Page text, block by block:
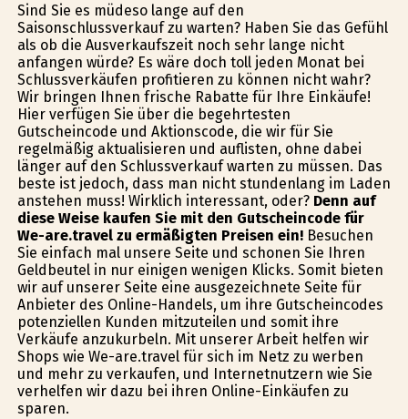
Sind Sie es müdeso lange auf den
Saisonschlussverkauf zu warten? Haben Sie das Gefühl
als ob die Ausverkaufszeit noch sehr lange nicht
anfangen würde? Es wäre doch toll jeden Monat bei
Schlussverkäufen profitieren zu können nicht wahr?
Wir bringen Ihnen frische Rabatte für Ihre Einkäufe!
Hier verfügen Sie über die begehrtesten
Gutscheincode und Aktionscode, die wir für Sie
regelmäßig aktualisieren und auflisten, ohne dabei
länger auf den Schlussverkauf warten zu müssen. Das
beste ist jedoch, dass man nicht stundenlang im Laden
anstehen muss! Wirklich interessant, oder? Denn auf
diese Weise kaufen Sie mit den Gutscheincode für
We-are.travel zu ermäßigten Preisen ein!Besuchen
Sie einfach mal unsere Seite und schonen Sie Ihren
Geldbeutel in nur einigen wenigen Klicks. Somit bieten
wir auf unserer Seite eine ausgezeichnete Seite für
Anbieter des Online-Handels, um ihre Gutscheincodes
potenziellen Kunden mitzuteilen und somit ihre
Verkäufe anzukurbeln. Mit unserer Arbeit helfen wir
Shops wie We-are.travel für sich im Netz zu werben
und mehr zu verkaufen, und Internetnutzern wie Sie
verhelfen wir dazu bei ihren Online-Einkäufen zu
sparen.